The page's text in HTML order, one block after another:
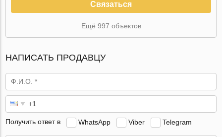
Связаться
Ещё 997 объектов
НАПИСАТЬ ПРОДАВЦУ
Получить ответ в WhatsApp Viber Telegram